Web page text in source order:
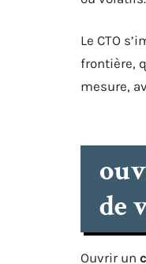
Le CTO
frontière,
mesure,
de
Ouvrir un